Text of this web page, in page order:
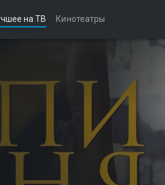
на ТВ Кинотеатры